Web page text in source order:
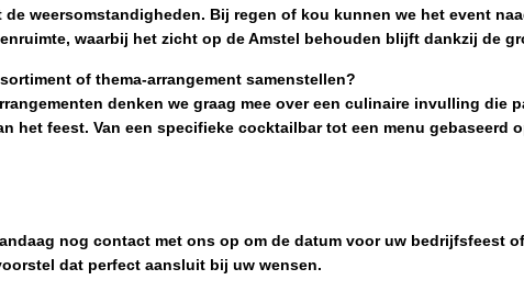
weersomstandigheden. Bij regen of kou kunnen we het event
waarbij het zicht op de Amstel behouden blijft dankzij de
of thema-arrangement samenstellen?
denken we graag mee over een culinaire invulling die
het feest. Van een specifieke cocktailbar tot een menu gebaseerd
nog contact met ons op om de datum voor uw bedrijfsfeest
dat perfect aansluit bij uw wensen.